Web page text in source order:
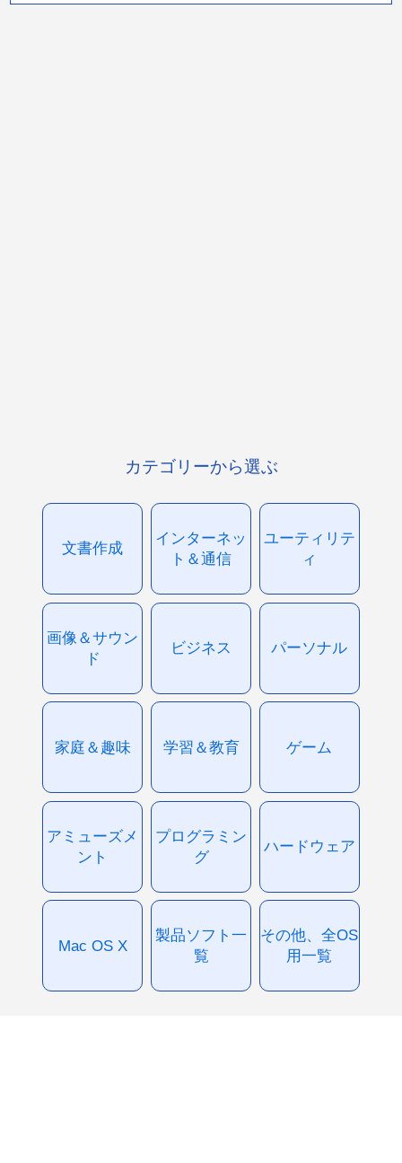
カテゴリーから選ぶ
文書作成
インターネッ
ト＆通信
ユーティリテ
ィ
画像＆サウン
ド
ビジネス パーソナル
家庭＆趣味 学習＆教育 ゲーム
アミューズメ
ント
プログラミン
グ
ハードウェア
Mac OS X
製品ソフト一
覧
その他、全OS
用一覧